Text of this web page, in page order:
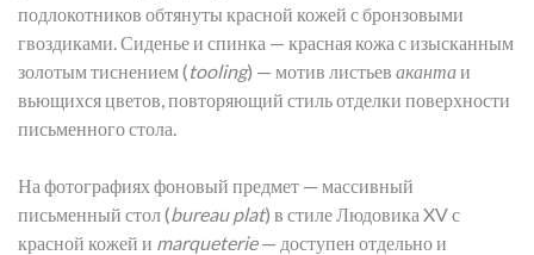
подлокотников обтянуты красной кожей с бронзовыми
гвоздиками. Сиденье и спинка — красная кожа с изысканным
золотым тиснением (tooling) — мотив листьев акантаи
вьющихся цветов, повторяющий стиль отделки поверхности
письменного стола.
На фотографиях фоновый предмет — массивный
письменный стол (bureau plat) в стиле Людовика XV с
красной кожей и marqueterie— доступен отдельно и